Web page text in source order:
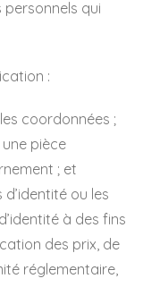
personnels qui
:
coordonnées ;
pièce
; et
ou les
à des fins
des prix, de
réglementaire,